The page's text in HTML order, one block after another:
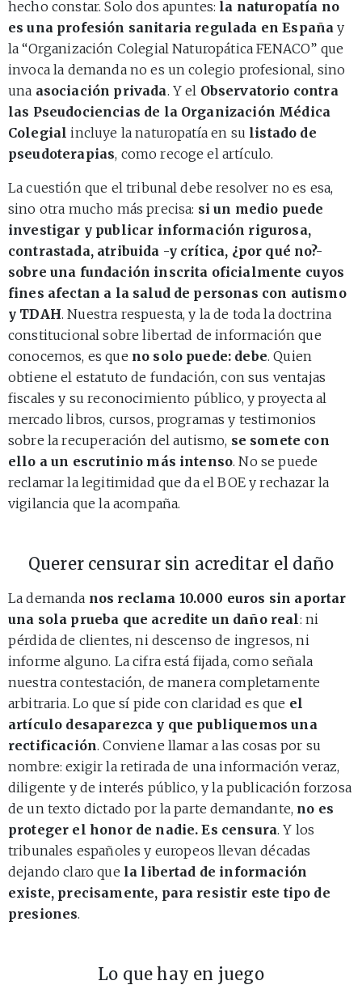
hecho constar. Solo dos apuntes: la naturopatía no
es una profesión sanitaria regulada en España y
la “Organización Colegial Naturopática FENACO” que
invoca la demanda no es un colegio profesional, sino
una asociación privada. Y el Observatorio contra
las Pseudociencias de la Organización Médica
Colegial incluye la naturopatía en su listado de
pseudoterapias, como recoge el artículo.
La cuestión que el tribunal debe resolver no es esa,
sino otra mucho más precisa: si un medio puede
investigar y publicar información rigurosa,
contrastada, atribuida -y crítica, ¿por qué no?-
sobre una fundación inscrita oficialmente cuyos
fines afectan a la salud de personas con autismo
y TDAH. Nuestra respuesta, y la de toda la doctrina
constitucional sobre libertad de información que
conocemos, es que no solo puede: debe. Quien
obtiene el estatuto de fundación, con sus ventajas
fiscales y su reconocimiento público, y proyecta al
mercado libros, cursos, programas y testimonios
sobre la recuperación del autismo, se somete con
ello a un escrutinio más intenso. No se puede
reclamar la legitimidad que da el BOE y rechazar la
vigilancia que la acompaña.
Querer censurar sin acreditar el daño
La demanda nos reclama 10.000 euros sin aportar
una sola prueba que acredite un daño real: ni
pérdida de clientes, ni descenso de ingresos, ni
informe alguno. La cifra está fijada, como señala
nuestra contestación, de manera completamente
arbitraria. Lo que sí pide con claridad es que el
artículo desaparezca y que publiquemos una
rectificación. Conviene llamar a las cosas por su
nombre: exigir la retirada de una información veraz,
diligente y de interés público, y la publicación forzosa
de un texto dictado por la parte demandante, no es
proteger el honor de nadie. Es censura. Y los
tribunales españoles y europeos llevan décadas
dejando claro que la libertad de información
existe, precisamente, para resistir este tipo de
presiones.
Lo que hay en juego